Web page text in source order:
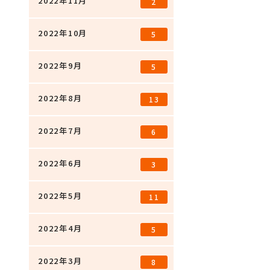
2022年10月 5
2022年9月 5
2022年8月 13
2022年7月 6
2022年6月 3
2022年5月 11
2022年4月 5
2022年3月 8